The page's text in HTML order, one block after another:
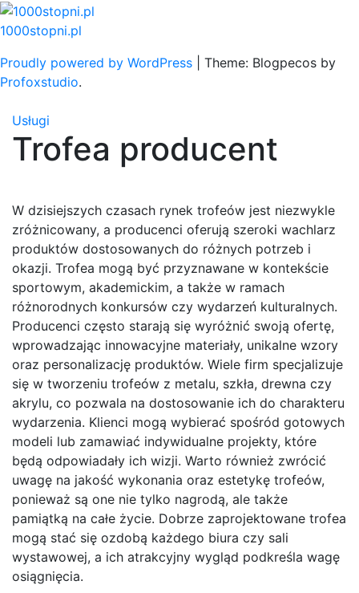
Skip
to
1000stopni.pl
Proudly powered by WordPress
Theme: Blogpecos by
Profoxstudio.
Usługi
Trofea producent
W dzisiejszych czasach rynek trofeów jest niezwykle
zróżnicowany, a producenci oferują szeroki wachlarz
produktów dostosowanych do różnych potrzeb i
okazji. Trofea mogą być przyznawane w kontekście
sportowym, akademickim, a także w ramach
różnorodnych konkursów czy wydarzeń kulturalnych.
Producenci często starają się wyróżnić swoją ofertę,
wprowadzając innowacyjne materiały, unikalne wzory
oraz personalizację produktów. Wiele firm specjalizuje
się w tworzeniu trofeów z metalu, szkła, drewna czy
akrylu, co pozwala na dostosowanie ich do charakteru
wydarzenia. Klienci mogą wybierać spośród gotowych
modeli lub zamawiać indywidualne projekty, które
będą odpowiadały ich wizji. Warto również zwrócić
uwagę na jakość wykonania oraz estetykę trofeów,
ponieważ są one nie tylko nagrodą, ale także
pamiątką na całe życie. Dobrze zaprojektowane trofea
mogą stać się ozdobą każdego biura czy sali
wystawowej, a ich atrakcyjny wygląd podkreśla wagę
osiągnięcia.